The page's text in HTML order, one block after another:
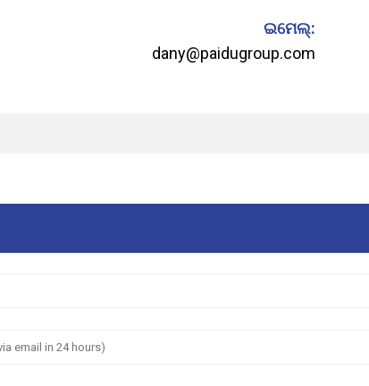
ଇମେଲ୍:
dany@paidugroup.com